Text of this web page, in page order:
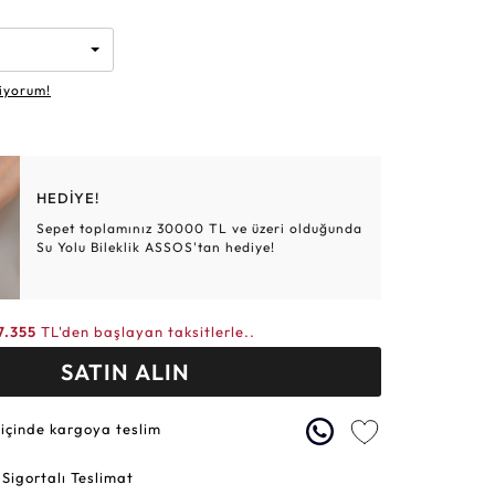
Elmas Bilezikler
Altın Tesbihler
Altın Hasır Setler
Violet
HEDİYE!
Sepet toplamınız 30000 TL ve üzeri olduğunda
Su Yolu Bileklik ASSOS'tan hediye!
TL'den başlayan taksitlerle..
SATIN ALIN
kargoya teslim
Teslimat